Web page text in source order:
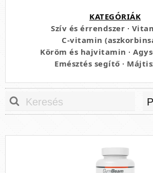
KATEGÓRIÁK
Szív és érrendszer ·
C-vitamin
Köröm és hajvitamin ·
Emésztés segítő ·